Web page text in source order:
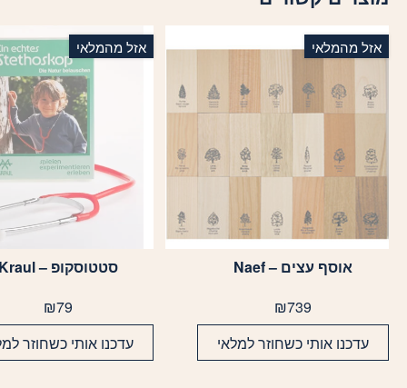
אזל מהמלאי
אוסף עצים – Naef
₪739
עדכנו אותי כשחוזר למלאי
אזל מהמלאי
סטטוסקופ – Kraul
₪79
עדכנו אותי כשחוזר